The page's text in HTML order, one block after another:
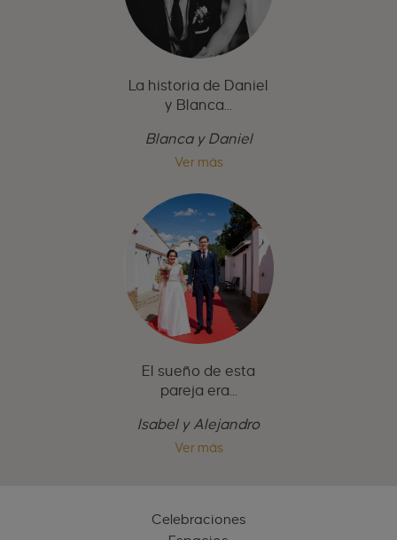
La historia de Daniel
y Blanca...
Blanca y Daniel
Ver más
El sueño de esta
pareja era...
Isabel y Alejandro
Ver más
Celebraciones